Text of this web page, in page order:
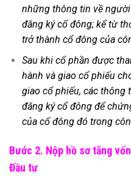
những thông tin về
đăng ký cổ đông; kể từ
trở thành cổ đông của
Sau khi cổ phần được
hành và giao cổ phiếu
giao cổ phiếu, các thông
đăng ký cổ đông để
của cổ đông đó trong
Bước 2. Nộp hồ sơ tăng
Đầu tư